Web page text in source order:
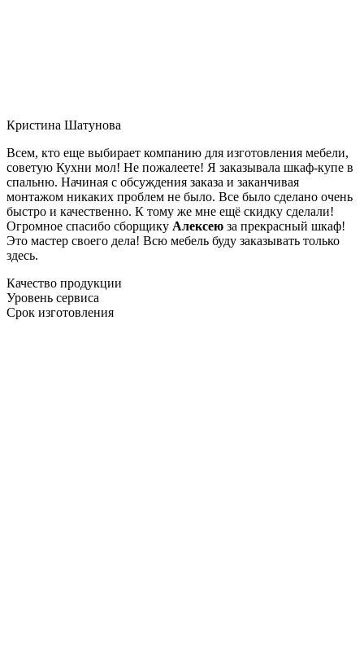
Кристина Шатунова
Всем, кто еще выбирает компанию для изготовления мебели,
советую Кухни мол! Не пожалеете! Я заказывала шкаф-купе в
спальню. Начиная с обсуждения заказа и заканчивая
монтажом никаких проблем не было. Все было сделано очень
быстро и качественно. К тому же мне ещё скидку сделали!
Огромное спасибо сборщику Алексею за прекрасный шкаф!
Это мастер своего дела! Всю мебель буду заказывать только
здесь.
Качество продукции
Уровень сервиса
Срок изготовления